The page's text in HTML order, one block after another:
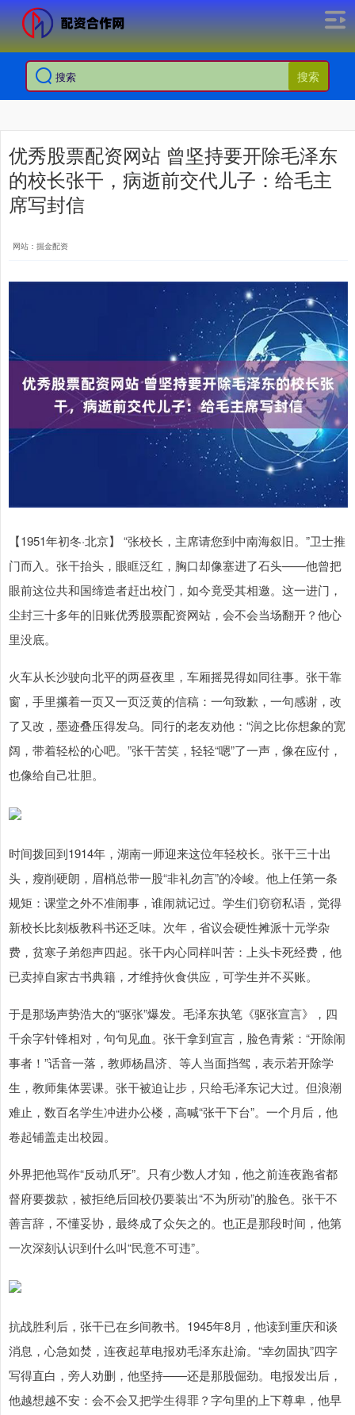
搜索
优秀股票配资网站 曾坚持要开除毛泽东
的校长张干，病逝前交代儿子：给毛主
席写封信
网站：掘金配资
【1951年初冬·北京】 “张校长，主席请您到中南海叙旧。”卫士推
门而入。张干抬头，眼眶泛红，胸口却像塞进了石头——他曾把
眼前这位共和国缔造者赶出校门，如今竟受其相邀。这一进门，
尘封三十多年的旧账优秀股票配资网站，会不会当场翻开？他心
里没底。
火车从长沙驶向北平的两昼夜里，车厢摇晃得如同往事。张干靠
窗，手里攥着一页又一页泛黄的信稿：一句致歉，一句感谢，改
了又改，墨迹叠压得发乌。同行的老友劝他：“润之比你想象的宽
阔，带着轻松的心吧。”张干苦笑，轻轻“嗯”了一声，像在应付，
也像给自己壮胆。
时间拨回到1914年，湖南一师迎来这位年轻校长。张干三十出
头，瘦削硬朗，眉梢总带一股“非礼勿言”的冷峻。他上任第一条
规矩：课堂之外不准闹事，谁闹就记过。学生们窃窃私语，觉得
新校长比刻板教科书还乏味。次年，省议会硬性摊派十元学杂
费，贫寒子弟怨声四起。张干内心同样叫苦：上头卡死经费，他
已卖掉自家古书典籍，才维持伙食供应，可学生并不买账。
于是那场声势浩大的“驱张”爆发。毛泽东执笔《驱张宣言》，四
千余字针锋相对，句句见血。张干拿到宣言，脸色青紫：“开除闹
事者！”话音一落，教师杨昌济、等人当面挡驾，表示若开除学
生，教师集体罢课。张干被迫让步，只给毛泽东记大过。但浪潮
难止，数百名学生冲进办公楼，高喊“张干下台”。一个月后，他
卷起铺盖走出校园。
外界把他骂作“反动爪牙”。只有少数人才知，他之前连夜跑省都
督府要拨款，被拒绝后回校仍要装出“不为所动”的脸色。张干不
善言辞，不懂妥协，最终成了众矢之的。也正是那段时间，他第
一次深刻认识到什么叫“民意不可违”。
抗战胜利后，张干已在乡间教书。1945年8月，他读到重庆和谈
消息，心急如焚，连夜起草电报劝毛泽东赴渝。“幸勿固执”四字
写得直白，旁人劝删，他坚持——还是那股倔劲。电报发出后，
他越想越不安：会不会又把学生得罪？字句里的上下尊卑，他早